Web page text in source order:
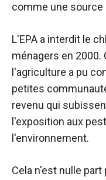
comme une
L'EPA a interdit le
ménagers en 2000.
l'agriculture a pu
petites
revenu qui
l'exposition aux
l'environnement.
Cela n'est nulle